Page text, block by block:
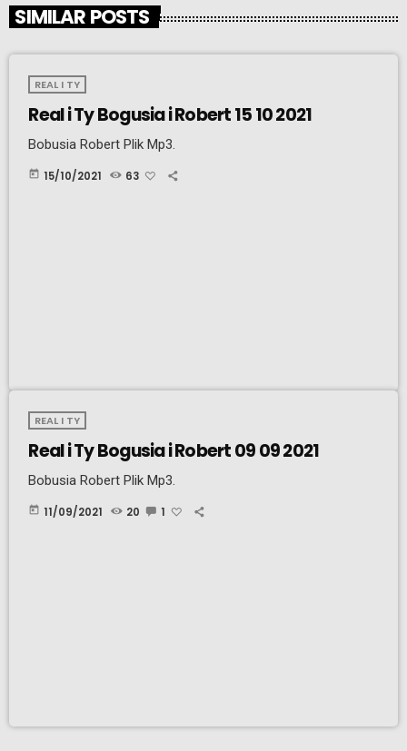
SIMILAR POSTS
REAL I TY
Real i Ty Bogusia i Robert 15 10 2021
Bobusia Robert Plik Mp3.
today 15/10/2021 63
REAL I TY
Real i Ty Bogusia i Robert 09 09 2021
Bobusia Robert Plik Mp3.
today 11/09/2021 20 1